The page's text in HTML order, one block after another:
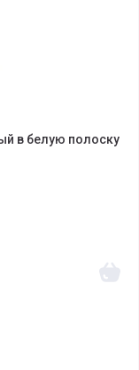
в белую полоску